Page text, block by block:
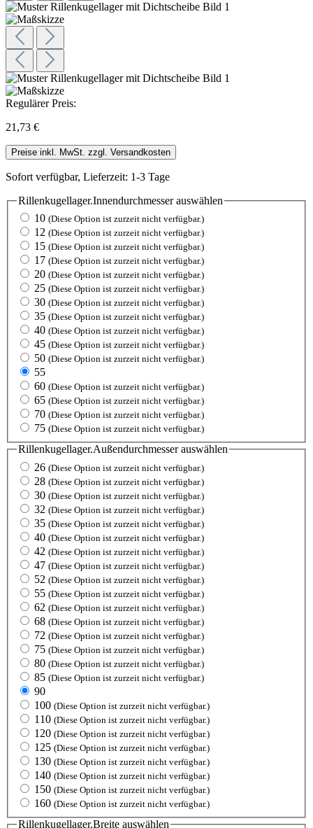
Regulärer Preis:
21,73 €
Preise inkl. MwSt. zzgl. Versandkosten
Sofort verfügbar, Lieferzeit: 1-3 Tage
Rillenkugellager.Innendurchmesserauswählen
10 (Diese Option ist zurzeit nicht verfügbar.)
12 (Diese Option ist zurzeit nicht verfügbar.)
15 (Diese Option ist zurzeit nicht verfügbar.)
17 (Diese Option ist zurzeit nicht verfügbar.)
20 (Diese Option ist zurzeit nicht verfügbar.)
25 (Diese Option ist zurzeit nicht verfügbar.)
30 (Diese Option ist zurzeit nicht verfügbar.)
35 (Diese Option ist zurzeit nicht verfügbar.)
40 (Diese Option ist zurzeit nicht verfügbar.)
45 (Diese Option ist zurzeit nicht verfügbar.)
50 (Diese Option ist zurzeit nicht verfügbar.)
55
60 (Diese Option ist zurzeit nicht verfügbar.)
65 (Diese Option ist zurzeit nicht verfügbar.)
70 (Diese Option ist zurzeit nicht verfügbar.)
75 (Diese Option ist zurzeit nicht verfügbar.)
Rillenkugellager.Außendurchmesserauswählen
26 (Diese Option ist zurzeit nicht verfügbar.)
28 (Diese Option ist zurzeit nicht verfügbar.)
30 (Diese Option ist zurzeit nicht verfügbar.)
32 (Diese Option ist zurzeit nicht verfügbar.)
35 (Diese Option ist zurzeit nicht verfügbar.)
40 (Diese Option ist zurzeit nicht verfügbar.)
42 (Diese Option ist zurzeit nicht verfügbar.)
47 (Diese Option ist zurzeit nicht verfügbar.)
52 (Diese Option ist zurzeit nicht verfügbar.)
55 (Diese Option ist zurzeit nicht verfügbar.)
62 (Diese Option ist zurzeit nicht verfügbar.)
68 (Diese Option ist zurzeit nicht verfügbar.)
72 (Diese Option ist zurzeit nicht verfügbar.)
75 (Diese Option ist zurzeit nicht verfügbar.)
80 (Diese Option ist zurzeit nicht verfügbar.)
85 (Diese Option ist zurzeit nicht verfügbar.)
90
100 (Diese Option ist zurzeit nicht verfügbar.)
110 (Diese Option ist zurzeit nicht verfügbar.)
120 (Diese Option ist zurzeit nicht verfügbar.)
125 (Diese Option ist zurzeit nicht verfügbar.)
130 (Diese Option ist zurzeit nicht verfügbar.)
140 (Diese Option ist zurzeit nicht verfügbar.)
150 (Diese Option ist zurzeit nicht verfügbar.)
160 (Diese Option ist zurzeit nicht verfügbar.)
Rillenkugellager.Breite auswählen